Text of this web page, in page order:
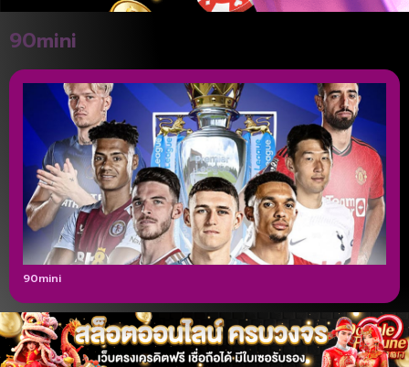
90mini
90mini